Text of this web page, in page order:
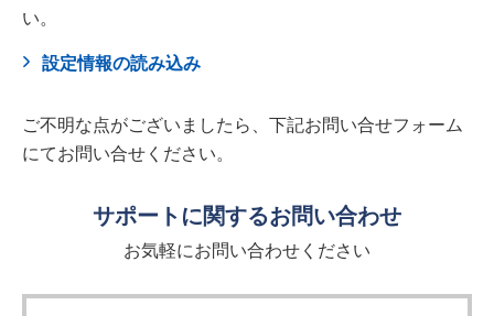
い。
設定情報の読み込み
ご不明な点がございましたら、下記お問い合せフォーム
にてお問い合せください。
サポートに関するお問い合わせ
お気軽にお問い合わせください